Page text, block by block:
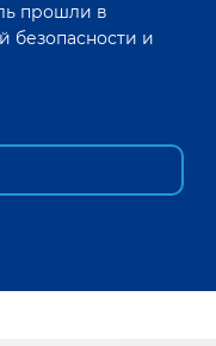
прошли в
безопасности и